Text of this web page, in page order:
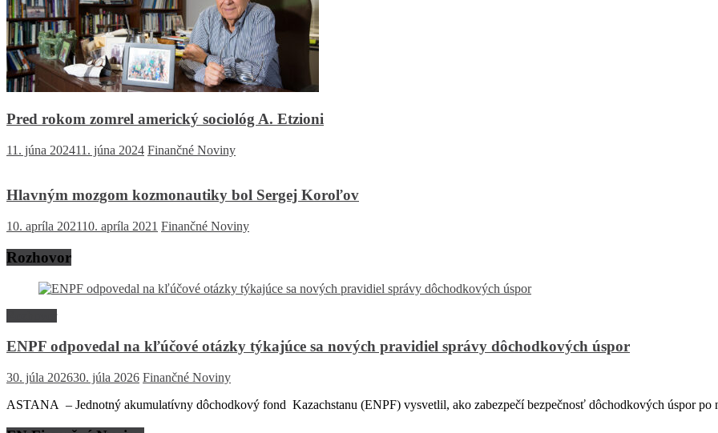
Pred rokom zomrel americký sociológ A. Etzioni
11. júna 202411. júna 2024 Finančné Noviny
Hlavným mozgom kozmonautiky bol Sergej Koroľov
10. apríla 202110. apríla 2021 Finančné Noviny
Rozhovor
ENPF odpovedal na kľúčové otázky týkajúce sa nových pravidiel správy dôchodkových úspor
30. júla 202630. júla 2026 Finančné Noviny
ASTANA – Jednotný akumulatívny dôchodkový fond Kazachstanu (ENPF) vysvetlil, ako zabezpečí bezpečnosť dôchodkových úspor po